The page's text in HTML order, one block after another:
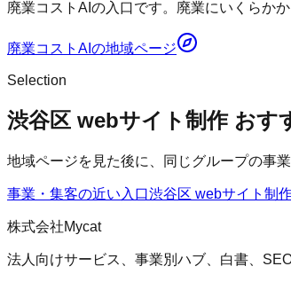
廃業コストAIの入口です。廃業にいくらか
廃業コストAI の地域ページ
Selection
渋谷区 webサイト制作 おす
地域ページを見た後に、同じグループの事
事業・集客の近い入口渋谷区 webサイト制
株式会社Mycat
法人向けサービス、事業別ハブ、白書、